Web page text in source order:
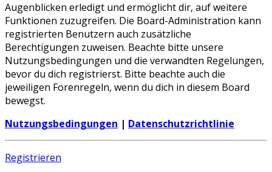
Augenblicken erledigt und ermöglicht dir, auf weitere
Funktionen zuzugreifen. Die Board-Administration kann
registrierten Benutzern auch zusätzliche
Berechtigungen zuweisen. Beachte bitte unsere
Nutzungsbedingungen und die verwandten Regelungen,
bevor du dich registrierst. Bitte beachte auch die
jeweiligen Forenregeln, wenn du dich in diesem Board
bewegst.
Nutzungsbedingungen | Datenschutzrichtlinie
Registrieren